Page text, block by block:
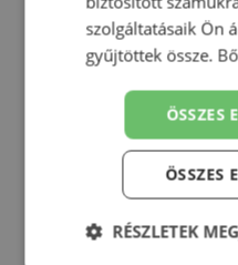
szolgáltatásaik Ön
gyűjtöttek össze.
ÖSSZES
ÖSSZES
RÉSZLETEK